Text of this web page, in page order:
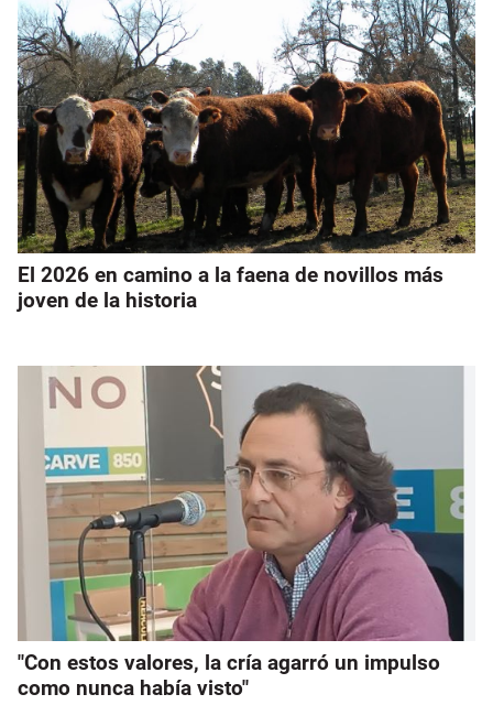
El 2026 en camino a la faena de novillos más
joven de la historia
"Con estos valores, la cría agarró un impulso
como nunca había visto"